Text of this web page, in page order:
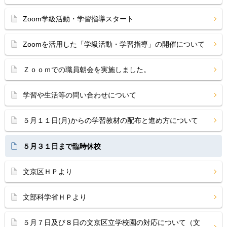
Zoom学級活動・学習指導スタート
Zoomを活用した「学級活動・学習指導」の開催について
Ｚｏｏｍでの職員朝会を実施しました。
学習や生活等の問い合わせについて
５月１１日(月)からの学習教材の配布と進め方について
５月３１日まで臨時休校
文京区ＨＰより
文部科学省ＨＰより
５月７日及び８日の文京区立学校園の対応について（文